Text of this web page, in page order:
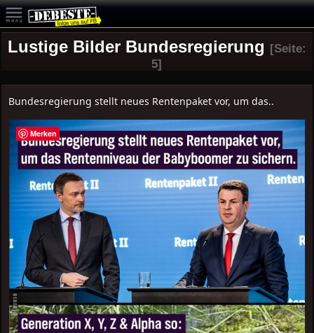
Lustige Bilder Bundesregierung [Seite:
5]
Bundesregierung stellt neues Rentenpaket vor, um das..
Merken